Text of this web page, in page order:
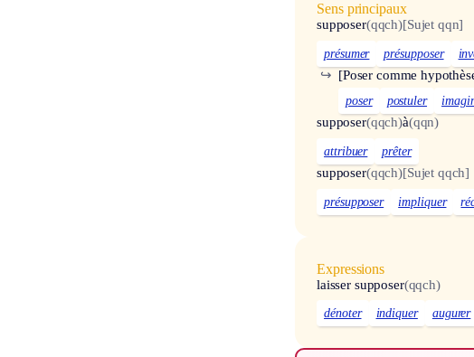
Sens principaux
supposer(qqch)[Sujet qqn]
présumer présupposer
[Poser comme
↪
poser postuler
supposer(qqch)à(qqn)
attribuer prêter
supposer(qqch)[Sujet qqch]
présupposer impliquer
Expressions
laisser supposer(qqch)
dénoter indiquer augurer